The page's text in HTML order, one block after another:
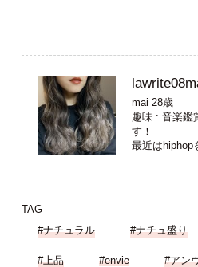
mai 28歳
趣味 : 音楽鑑
す！
最近は
TAG
#ナチュラル
#ナチュ盛り
#上品 #envie #アン